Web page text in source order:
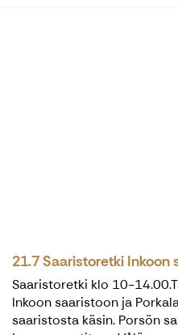
21.7 Saaristoretki Inkoon
Saaristoretki klo 10-
Inkoon saaristoon ja
saaristosta käsin. Porsön